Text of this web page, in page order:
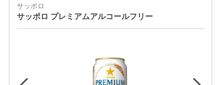
サッポロ
サッポロ プレミアムアルコールフリー